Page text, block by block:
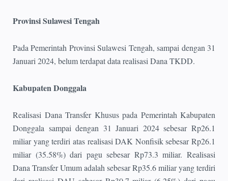
Provinsi Sulawesi Tengah
Pada Pemerintah Provinsi Sulawesi Tengah, sampai dengan 31
Januari 2024, belum terdapat data realisasi Dana TKDD.
Kabupaten Donggala
Realisasi Dana Transfer Khusus pada Pemerintah Kabupaten
Donggala sampai dengan 31 Januari 2024 sebesar Rp26.1
miliar yang terdiri atas realisasi DAK Nonfisik sebesar Rp26.1
miliar (35.58%) dari pagu sebesar Rp73.3 miliar. Realisasi
Dana Transfer Umum adalah sebesar Rp35.6 miliar yang terdiri